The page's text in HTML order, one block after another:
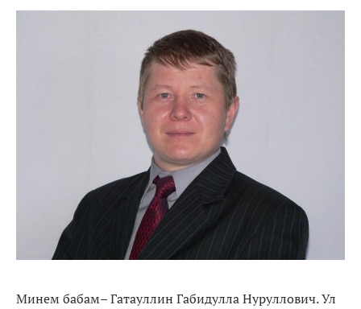
Минем бабам– Гатауллин Габидулла Нуруллович. Ул